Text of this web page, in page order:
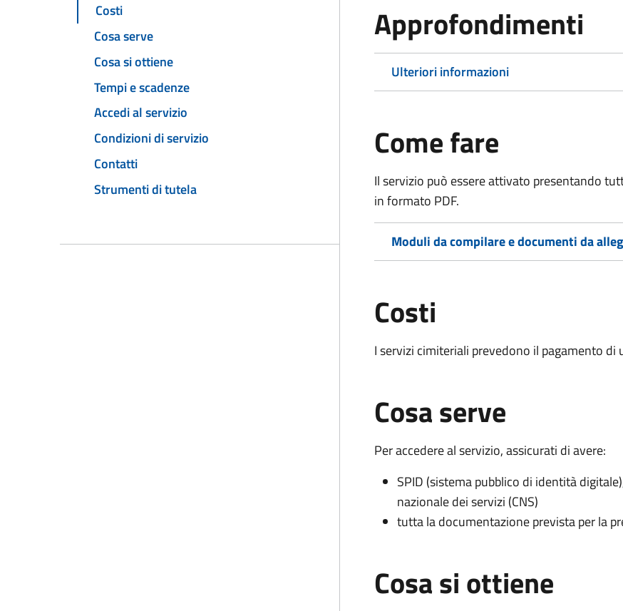
Costi
Cosa serve
Cosa si ottiene
Tempi e scadenze
Accedi al servizio
Condizioni di servizio
Contatti
Strumenti di tutela
Approfondimenti
Ulteriori informazioni
Come fare
Il servizio può essere attivato presentando
in formato PDF.
Moduli da compilare e documenti da
Costi
I servizi cimiteriali prevedono il pagamento
Cosa serve
Per accedere al servizio, assicurati di avere:
SPID (sistema pubblico di identità
nazionale dei servizi (CNS)
tutta la documentazione prevista per la
Cosa si ottiene